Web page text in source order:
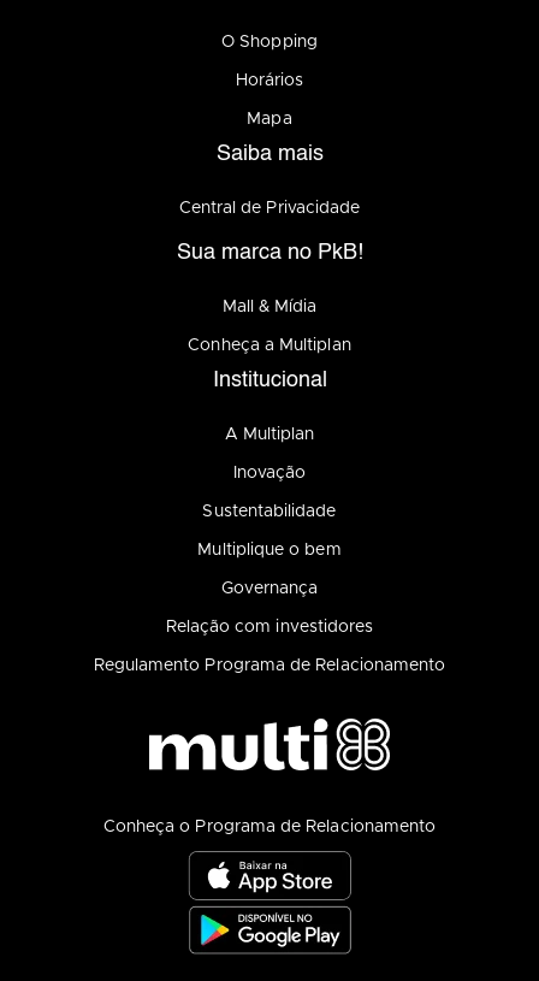
O Shopping
Horários
Mapa
Saiba mais
Central de Privacidade
Sua marca no PkB!
Mall & Mídia
Conheça a Multiplan
Institucional
A Multiplan
Inovação
Sustentabilidade
Multiplique o bem
Governança
Relação com investidores
Regulamento Programa de Relacionamento
Conheça o Programa de Relacionamento